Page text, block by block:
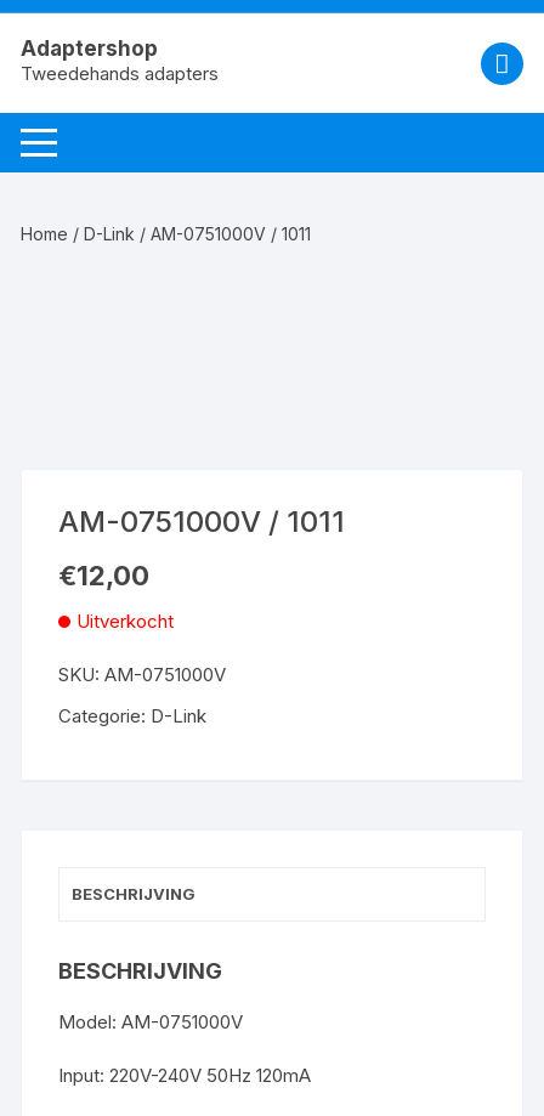
Spring
naarAdaptershop
Tweedehands adapters
Home /D-Link / AM-0751000V / 1011
AM-0751000V / 1011
€12,00
Uitverkocht
SKU:AM-0751000V
Categorie: D-Link
BESCHRIJVING
BESCHRIJVING
Model: AM-0751000V
Input: 220V-240V 50Hz 120mA